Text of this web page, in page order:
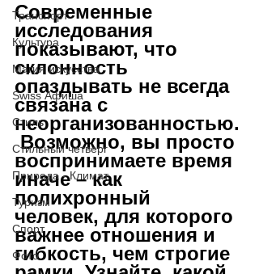
Транспорт
Культура
Магия искусства
Swiss Афиша
Стиль
Стильный четверг
Природа - Климат
Туризм
Спорт
Фото
Современные
исследования
показывают, что
склонность
опаздывать не всегда
связана с
неорганизованностью.
Возможно, вы просто
воспринимаете время
иначе – как
полихронный
человек, для которого
важнее отношения и
гибкость, чем строгие